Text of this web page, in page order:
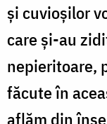
și cuvioșilor
care și-au
nepieritoare,
făcute în
aflăm din